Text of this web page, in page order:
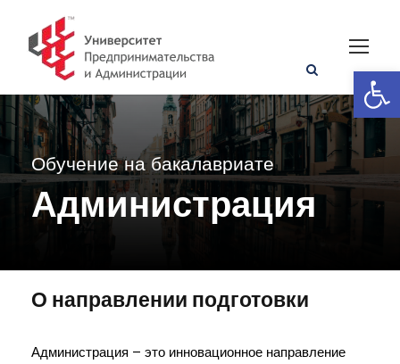
Open toolbar
Обучение на бакалавриате
Администрация
О направлении подготовки
Администрация – это инновационное направление